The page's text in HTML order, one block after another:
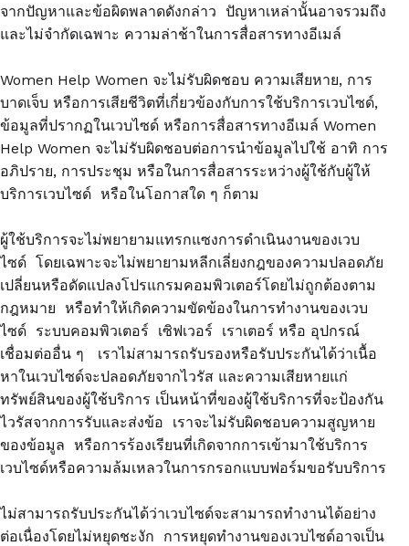
จากปัญหาและข้อผิดพลาดดังกล่าว ปัญหาเหล่านั้นอาจรวมถึง
และไม่จำกัดเฉพาะ ความล่าช้าในการสื่อสารทางอีเมล์
Women Help Women จะไม่รับผิดชอบ ความเสียหาย, การ
บาดเจ็บ หรือการเสียชีวิตที่เกี่ยวข้องกับการใช้บริการเวบไซด์,
ข้อมูลที่ปรากฏในเวบไซด์ หรือการสื่อสารทางอีเมล์ Women
Help Women จะไม่รับผิดชอบต่อการนำข้อมูลไปใช้ อาทิ การ
อภิปราย, การประชุม หรือในการสื่อสารระหว่างผู้ใช้กับผู้ให้
บริการเวบไซด์ หรือในโอกาสใด ๆ ก็ตาม
ผู้ใช้บริการจะไม่พยายามแทรกแซงการดำเนินงานของเวบ
ไซด์ โดยเฉพาะจะไม่พยายามหลีกเลี่ยงกฎของความปลอดภัย
เปลี่ยนหรือดัดแปลงโปรแกรมคอมพิวเตอร์โดยไม่ถูกต้องตาม
กฎหมาย หรือทำให้เกิดความขัดข้องในการทำงานของเวบ
ไซด์ ระบบคอมพิวเตอร์ เซิฟเวอร์ เราเตอร์ หรือ อุปกรณ์
เชื่อมต่ออื่น ๆ เราไม่สามารถรับรองหรือรับประกันได้ว่าเนื้อ
หาในเวบไซด์จะปลอดภัยจากไวรัส และความเสียหายแก่
ทรัพย์สินของผู้ใช้บริการ เป็นหน้าที่ของผู้ใช้บริการที่จะป้องกัน
ไวรัสจากการรับและส่งข้อ เราจะไม่รับผิดชอบความสูญหาย
ของข้อมูล หรือการร้องเรียนที่เกิดจากการเข้ามาใช้บริการ
เวบไซด์หรือความล้มเหลวในการกรอกแบบฟอร์มขอรับบริการ
ไม่สามารถรับประกันได้ว่าเวบไซด์จะสามารถทำงานได้อย่าง
ต่อเนื่องโดยไม่หยุดชะงัก การหยุดทำงานของเวบไซด์อาจเป็น